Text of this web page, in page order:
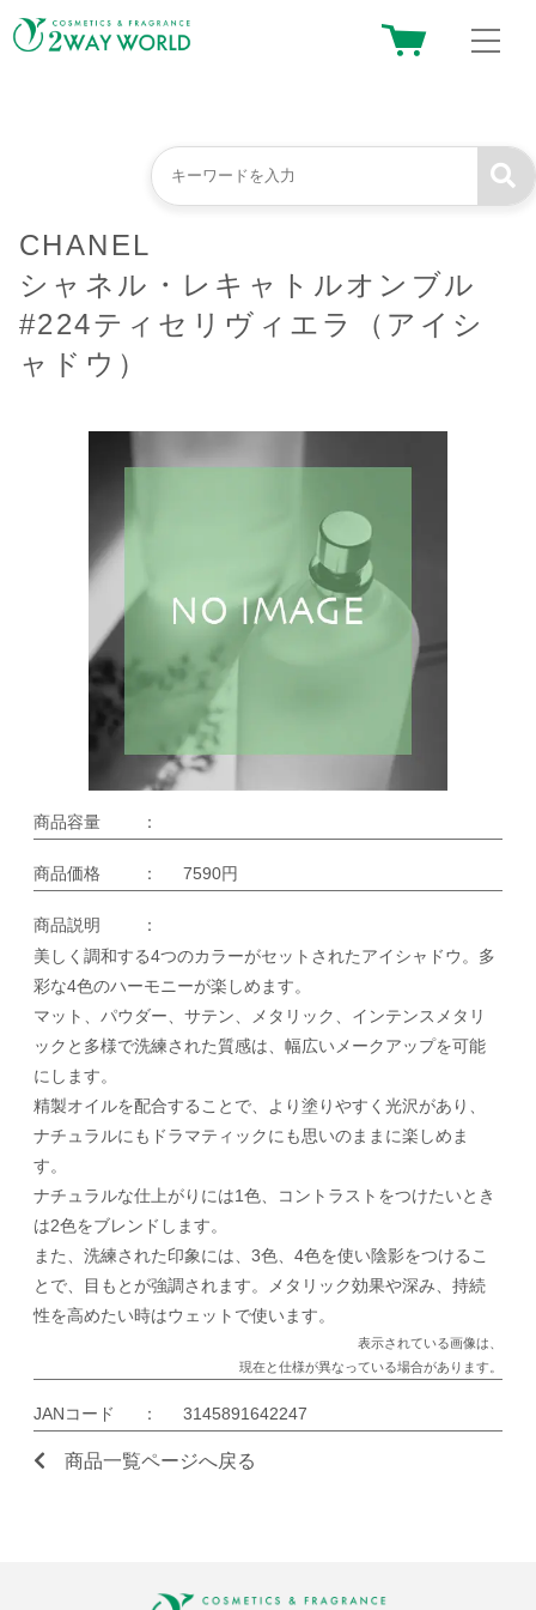
CHANEL
シャネル・レキャトルオンブル
#224ティセリヴィエラ（アイシ
ャドウ）
商品容量 ：
商品価格 ： 7590円
商品説明
：
美しく調和する4つのカラーがセットされたアイシャドウ。多
彩な4色のハーモニーが楽しめます。
マット、パウダー、サテン、メタリック、インテンスメタリ
ックと多様で洗練された質感は、幅広いメークアップを可能
にします。
精製オイルを配合することで、より塗りやすく光沢があり、
ナチュラルにもドラマティックにも思いのままに楽しめま
す。
ナチュラルな仕上がりには1色、コントラストをつけたいとき
は2色をブレンドします。
また、洗練された印象には、3色、4色を使い陰影をつけるこ
とで、目もとが強調されます。メタリック効果や深み、持続
性を高めたい時はウェットで使います。
表示されている画像は、
現在と仕様が異なっている場合があります。
JANコード ： 3145891642247
商品一覧ページへ戻る